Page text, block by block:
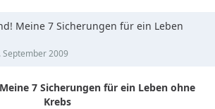
Meine 7 Sicherungen für ein Leben
September 2009
7 Sicherungen für ein Leben ohne
Krebs